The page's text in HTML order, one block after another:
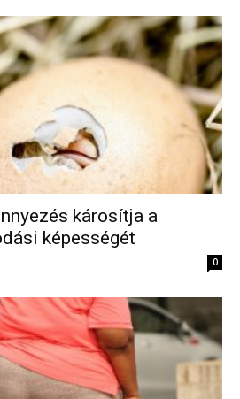
károsítja a
képességét
0